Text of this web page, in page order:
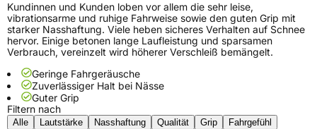
Kundinnen und Kunden loben vor allem die sehr leise,
vibrationsarme und ruhige Fahrweise sowie den guten Grip mit
starker Nasshaftung. Viele heben sicheres Verhalten auf Schnee
hervor. Einige betonen lange Laufleistung und sparsamen
Verbrauch, vereinzelt wird höherer Verschleiß bemängelt.
Geringe Fahrgeräusche
Zuverlässiger Halt bei Nässe
Guter Grip
Filtern nach
Alle Lautstärke Nasshaftung Qualität Grip
Fahrgefühl